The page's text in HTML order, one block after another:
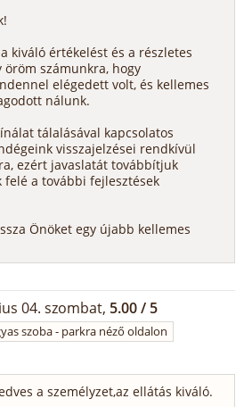
kiváló értékelést és a részletes
öröm számunkra, hogy
elégedett volt, és kellemes
nálunk.
tálalásával kapcsolatos
visszajelzései rendkívül
ezért javaslatát továbbítjuk
felé a további fejlesztések
Önöket egy újabb kellemes
04. szombat, 5.00 / 5
szoba - parkra néző oldalon
a személyzet,az ellátás kiváló.